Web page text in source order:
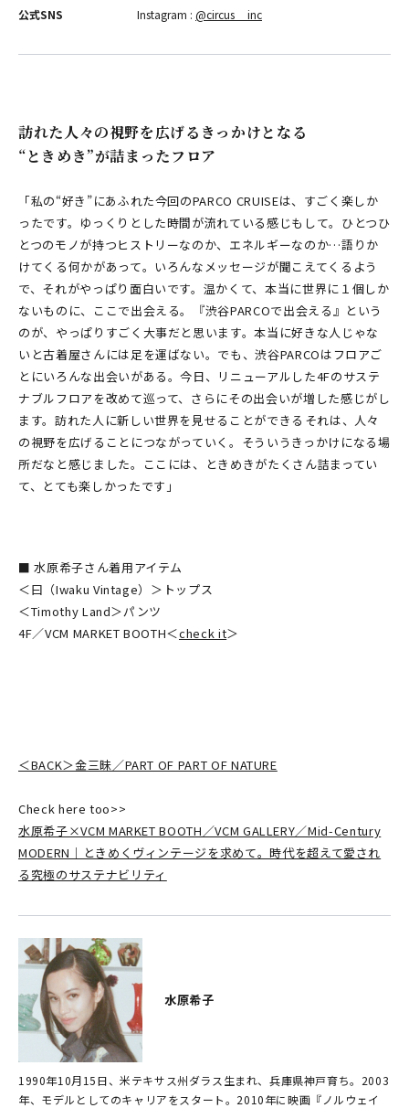
公式SNS
Instagram : @circus__inc
訪れた人々の視野を広げるきっかけとなる
“ときめき”が詰まったフロア
「私の“好き”にあふれた今回のPARCO CRUISEは、すごく楽しか
ったです。ゆっくりとした時間が流れている感じもして。ひとつひ
とつのモノが持つヒストリーなのか、エネルギーなのか…語りか
けてくる何かがあって。いろんなメッセージが聞こえてくるよう
で、それがやっぱり面白いです。温かくて、本当に世界に１個しか
ないものに、ここで出会える。『渋谷PARCOで出会える』という
のが、やっぱりすごく大事だと思います。本当に好きな人じゃな
いと古着屋さんには足を運ばない。でも、渋谷PARCOはフロアご
とにいろんな出会いがある。今日、リニューアルした4Fのサステ
ナブルフロアを改めて巡って、さらにその出会いが増した感じがし
ます。訪れた人に新しい世界を見せることができる――それは、人々
の視野を広げることにつながっていく。そういうきっかけになる場
所だなと感じました。ここには、ときめきがたくさん詰まってい
て、とても楽しかったです」
■ 水原希子さん着用アイテム
＜曰（Iwaku Vintage）＞トップス
＜Timothy Land＞パンツ
4F／VCM MARKET BOOTH＜check it＞
＜BACK＞金三昧／PART OF PART OF NATURE
Check here too>>
水原希子×VCM MARKET BOOTH／VCM GALLERY／Mid-Century
MODERN｜ときめくヴィンテージを求めて。時代を超えて愛され
る究極のサステナビリティ
水原希子
1990年10月15日、米テキサス州ダラス生まれ、兵庫県神戸育ち。2003
年、モデルとしてのキャリアをスタート。2010年に映画『ノルウェイ